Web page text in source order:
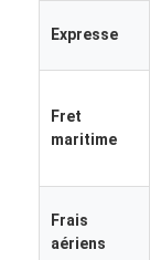
Expresse
Fret
maritime
Frais
aériens